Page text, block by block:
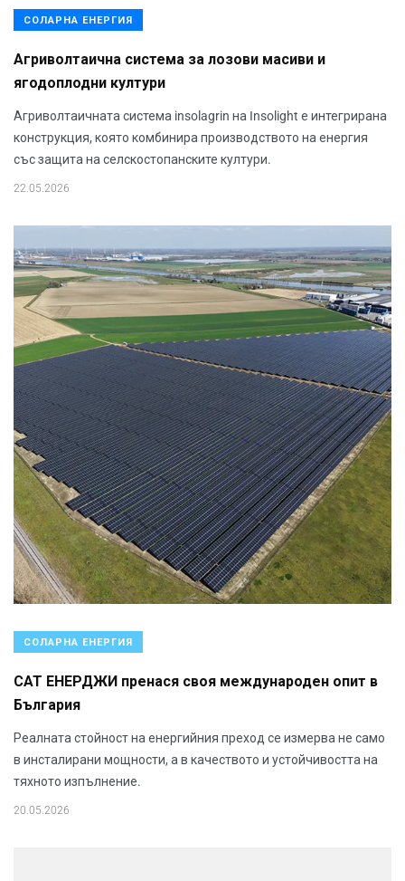
СОЛАРНА ЕНЕРГИЯ
Агриволтаична система за лозови масиви и
ягодоплодни култури
Агриволтаичната система insolagrin на Insolight е интегрирана
конструкция, която комбинира производството на енергия
със защита на селскостопанските култури.
22.05.2026
СОЛАРНА ЕНЕРГИЯ
САТ ЕНЕРДЖИ пренася своя международен опит в
България
Реалната стойност на енергийния преход се измерва не само
в инсталирани мощности, а в качеството и устойчивостта на
тяхното изпълнение.
20.05.2026